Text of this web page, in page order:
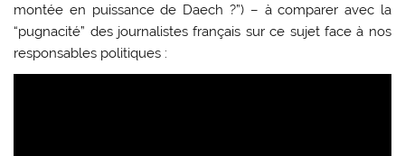
montée en puissance de Daech ?”) – à comparer avec la
“pugnacité” des journalistes français sur ce sujet face à nos
responsables politiques :